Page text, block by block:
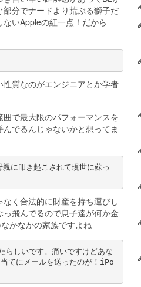
分でナードより荒ぶる獅子だ
いAppleの紅一点！だから
質なのがエンジニアとか学者
で最大限のパフォーマンスを
でるんじゃないかと想ってま
に叩き起こされて現世に蘇っ
く合法的に財産を持ち運びし
飛んでるので息子達が何か金
かなかの家族ですよね
らしいです。痛いですけどあな
てにメールを送ったのが！iPo